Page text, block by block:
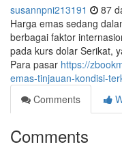
susannpni213191 87
Harga emas sedang
berbagai faktor
pada kurs dolar Serikat,
Para pasar https://
emas-tinjauan-kondisi-
Comments
Comments